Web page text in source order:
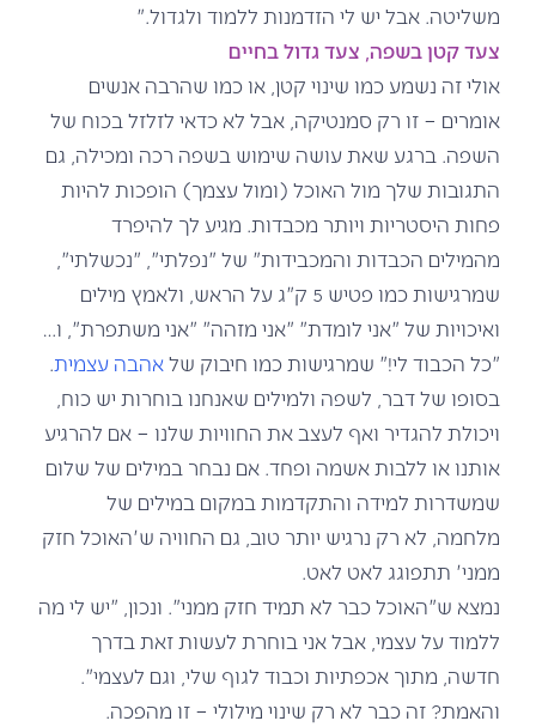
משליטה. אבל יש לי הזדמנות ללמוד ולגדול."
צעד קטן בשפה, צעד גדול בחיים
אולי זה נשמע כמו שינוי קטן, או כמו שהרבה אנשים
אומרים – זו רק סמנטיקה, אבל לא כדאי לזלזל בכוח של
השפה. ברגע שאת עושה שימוש בשפה רכה ומכילה, גם
התגובות שלך מול האוכל (ומול עצמך) הופכות להיות
פחות היסטריות ויותר מכבדות. מגיע לך להיפרד
מהמילים הכבדות והמכבידות" של "נפלתי", "נכשלתי",
שמרגישות כמו פטיש 5 ק"ג על הראש, ולאמץ מילים
ואיכויות של "אני לומדת" "אני מזהה" "אני משתפרת", ו…
"כל הכבוד לי!" שמרגישות כמו חיבוק שלאהבה עצמית.
בסופו של דבר, לשפה ולמילים שאנחנו בוחרות יש כוח,
ויכולת להגדיר ואף לעצב את החוויות שלנו – אם להרגיע
אותנו או ללבות אשמה ופחד. אם נבחר במילים של שלום
שמשדרות למידה והתקדמות במקום במילים של
מלחמה, לא רק נרגיש יותר טוב, גם החוויה ש'האוכל חזק
ממני' תתפוגג לאט לאט.
נמצא ש"האוכל כבר לא תמיד חזק ממני". ונכון, "יש לי מה
ללמוד על עצמי, אבל אני בוחרת לעשות זאת בדרך
חדשה, מתוך אכפתיות וכבוד לגוף שלי, וגם לעצמי".
והאמת? זה כבר לא רק שינוי מילולי – זו מהפכה.